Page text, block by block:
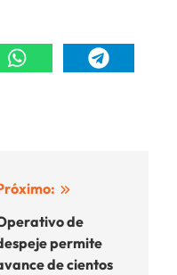
de
permite
de cientos